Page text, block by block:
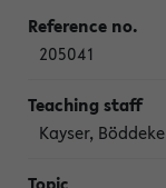
205041
Kayser,